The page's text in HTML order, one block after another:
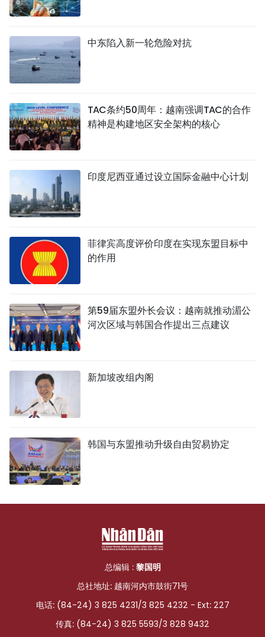
中东陷入新一轮危险对抗
TAC条约50周年：越南强调TAC的合作
精神是构建地区安全架构的核心
印度尼西亚通过设立国际金融中心计划
菲律宾高度评价印度在实现东盟目标中
的作用
第59届东盟外长会议：越南就推动湄公
河次区域与韩国合作提出三点建议
新加坡改组内阁
韩国与东盟推动升级自由贸易协定
总编辑 : 黎国明
总社地址: 越南河内市鼓街71号
电话: (84-24) 3 825 4231/3 825 4232 - Ext: 227
传真: (84-24) 3 825 5593/3 828 9432